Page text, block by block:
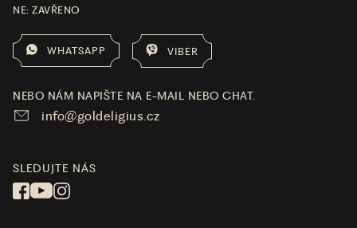
NE: ZAVŘENO
WHATSAPP VIBER
NEBO NÁM NAPIŠTE NA E-MAIL NEBO CHAT.
info@goldeligius.cz
SLEDUJTE NÁS